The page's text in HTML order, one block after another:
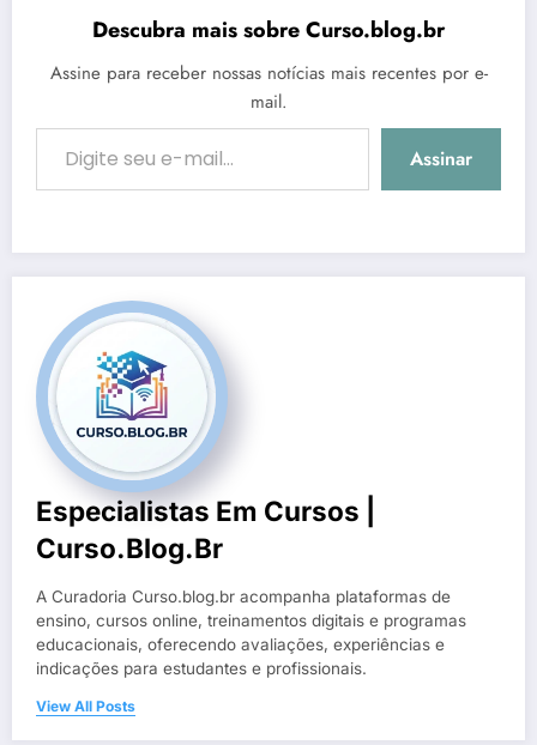
Descubra mais sobre Curso.blog.br
Assine para receber nossas notícias mais recentes por e-
mail.
Digite seu e-mail…
Assinar
Especialistas Em Cursos |
Curso.blog.br
A Curadoria Curso.blog.br acompanha plataformas de
ensino, cursos online, treinamentos digitais e programas
educacionais, oferecendo avaliações, experiências e
indicações para estudantes e profissionais.
View All Posts